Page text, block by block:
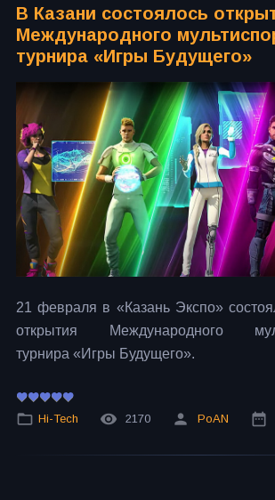
В Казани состоялось
Международного
турнира «Игры Будущего»
21 февраля в «Казань Экспо»
открытия Международного
турнира «Игры Будущего».
Hi-Tech 2170 PoAN